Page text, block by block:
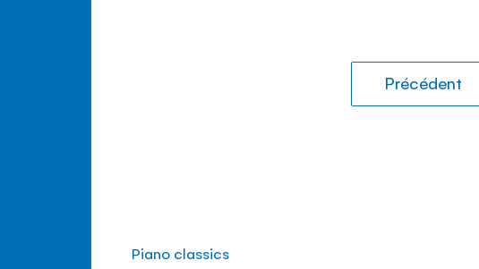
Précédent
Piano classics